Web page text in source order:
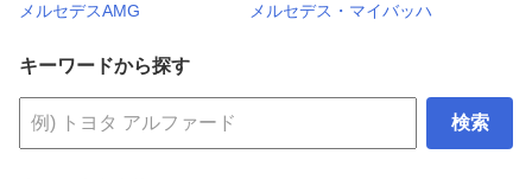
メルセデスAMG
メルセデス・マイバッハ
キーワードから探す
検索